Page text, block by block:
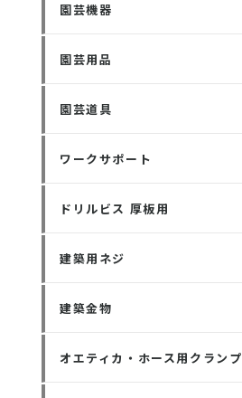
園芸機器
園芸用品
園芸道具
ワークサポート
ドリルビス 厚板用
建築用ネジ
建築金物
オエティカ・ホース用クランプ